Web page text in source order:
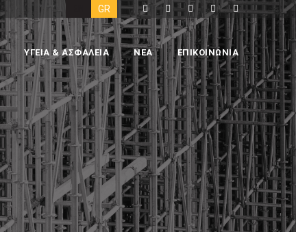
GR
ΥΓΕΙΑ & ΑΣΦΑΛΕΙΑ ΝΕΑ ΕΠΙΚΟΙΝΩΝΙΑ